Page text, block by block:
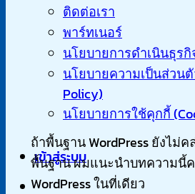
ติดต่อเรา
พาร์ทเนอร์
นโยบายการดำเนินธุรกิ
นโยบายความเป็นส่วน
Policy)
นโยบายการใช้คุกกี้
เข้าสู่ระบบ
ถ้าพื้นฐาน WordPress ยังไม่
พื้นฐาน ผมแนะนำบทความนี้
WordPress ในที่เดียว